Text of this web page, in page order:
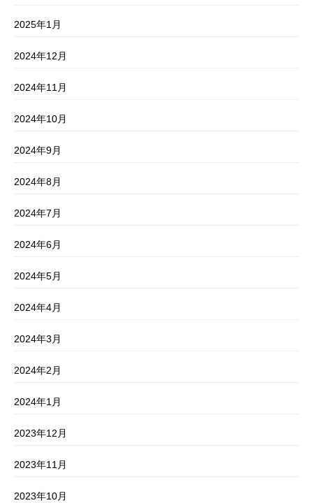
2025年1月
2024年12月
2024年11月
2024年10月
2024年9月
2024年8月
2024年7月
2024年6月
2024年5月
2024年4月
2024年3月
2024年2月
2024年1月
2023年12月
2023年11月
2023年10月